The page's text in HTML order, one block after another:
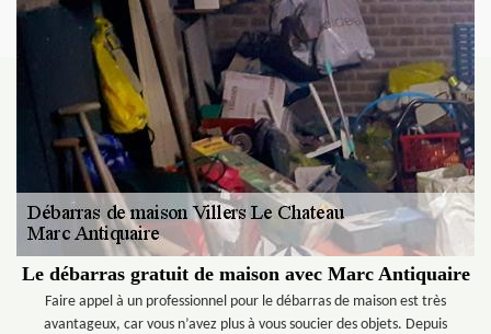
Le débarras gratuit de maison avec Marc Antiquaire
Faire appel à un professionnel pour le débarras de maison est très
avantageux, car vous n’avez plus à vous soucier des objets. Depuis